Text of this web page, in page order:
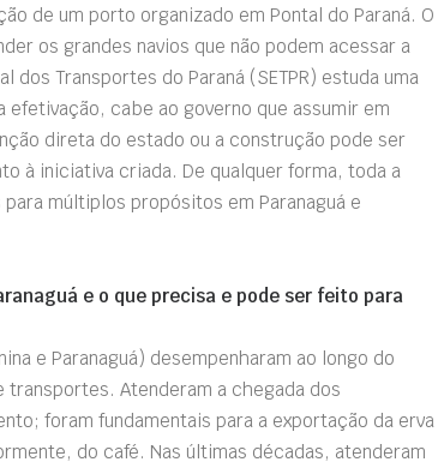
de um porto organizado em Pontal do Paraná. O
os grandes navios que não podem acessar a
dos Transportes do Paraná (SETPR) estuda uma
efetivação, cabe ao governo que assumir em
direta do estado ou a construção pode ser
à iniciativa criada. De qualquer forma, toda a
múltiplos propósitos em Paranaguá e
e o que precisa e pode ser feito para
e Paranaguá) desempenharam ao longo do
Atenderam a chegada dos
foram fundamentais para a exportação da erva
do café. Nas últimas décadas, atenderam